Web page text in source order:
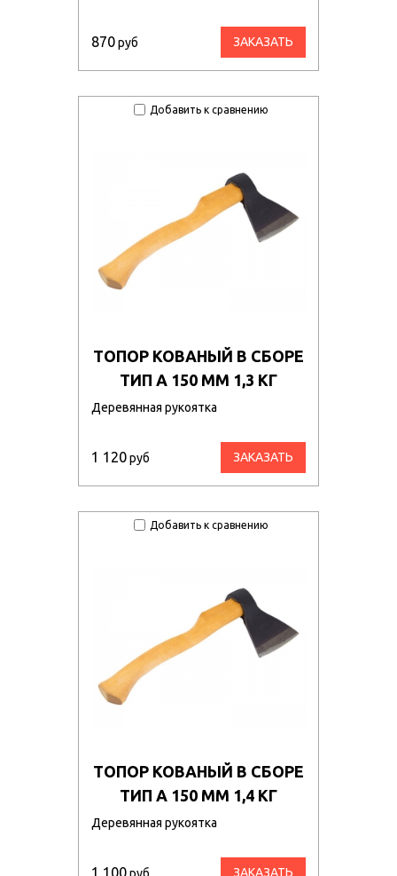
870руб ЗАКАЗАТЬ
Добавить к сравнению
ТОПОР КОВАНЫЙ В СБОРЕ
ТИП А 150 ММ 1,3 КГ
Деревянная рукоятка
1 120руб ЗАКАЗАТЬ
Добавить к сравнению
ТОПОР КОВАНЫЙ В СБОРЕ
ТИП А 150 ММ 1,4 КГ
Деревянная рукоятка
1 100 ЗАКАЗАТЬ